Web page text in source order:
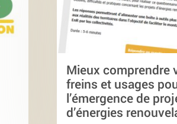
Mieux comprendre
freins et usages
l’émergence de
d’énergies